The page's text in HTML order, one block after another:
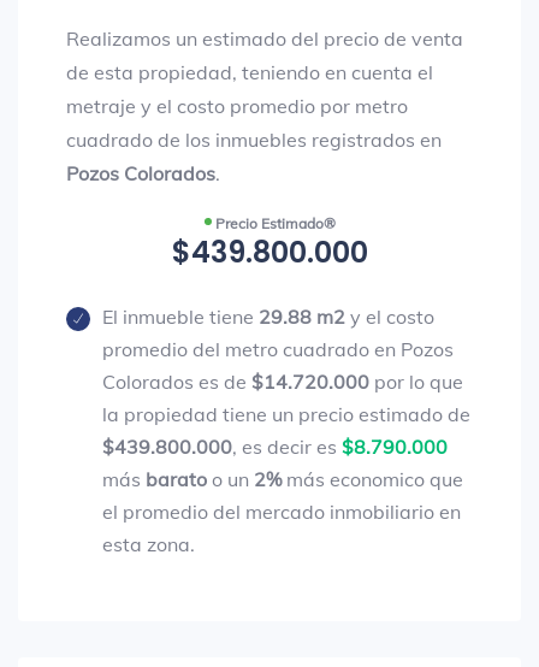
Realizamos un estimado del precio de venta
de esta propiedad, teniendo en cuenta el
metraje y el costo promedio por metro
cuadrado de los inmuebles registrados en
Pozos Colorados.
Precio Estimado®
$439.800.000
El inmueble tiene 29.88 m2 y el costo
promedio del metro cuadrado en Pozos
Colorados es de $14.720.000 por lo que
la propiedad tiene un precio estimado de
$439.800.000, es decir es $8.790.000
más barato o un 2%más economico que
el promedio del mercado inmobiliario en
esta zona.